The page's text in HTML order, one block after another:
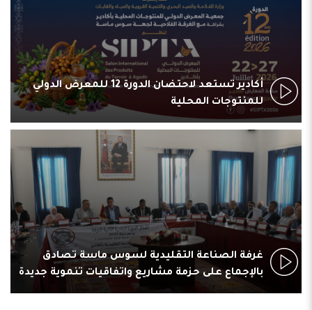
أكادير تستعد لاحتضان الدورة 12 للمعرض الدولي
للمنتوجات المحلية
غرفة الصناعة التقليدية لسوس ماسة تصادق
بالإجماع على حزمة مشاريع واتفاقيات تنموية جديدة